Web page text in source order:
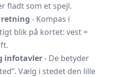
fladt som et spejl.
retning - Kompas i
blik på kortet: vest =
infotavler- De betyder
Vælg i stedet den lille